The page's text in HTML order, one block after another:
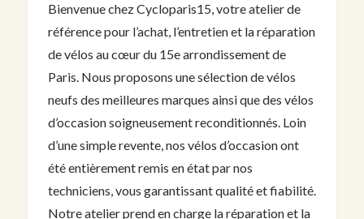
Bienvenue chez Cycloparis15, votre atelier de
référence pour l’achat, l’entretien et la réparation
de vélos au cœur du 15e arrondissement de
Paris. Nous proposons une sélection de vélos
neufs des meilleures marques ainsi que des vélos
d’occasion soigneusement reconditionnés. Loin
d’une simple revente, nos vélos d’occasion ont
été entièrement remis en état par nos
techniciens, vous garantissant qualité et fiabilité.
Notre atelier prend en charge la réparation et la